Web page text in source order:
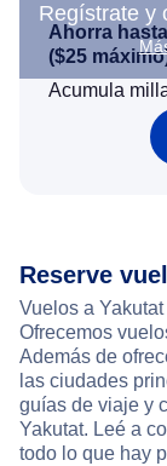
Regístrate y
Ahorra
($25
Acumula
Reserve
Vuelos a
Ofrecemos
Además de
las ciudades
guías de viaje y
Yakutat. Leé a
todo lo que hay